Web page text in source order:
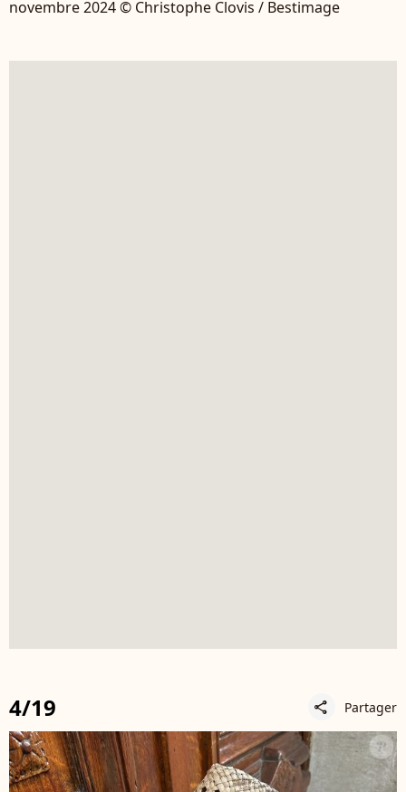
novembre 2024 © Christophe Clovis / Bestimage
4/19 share Partager